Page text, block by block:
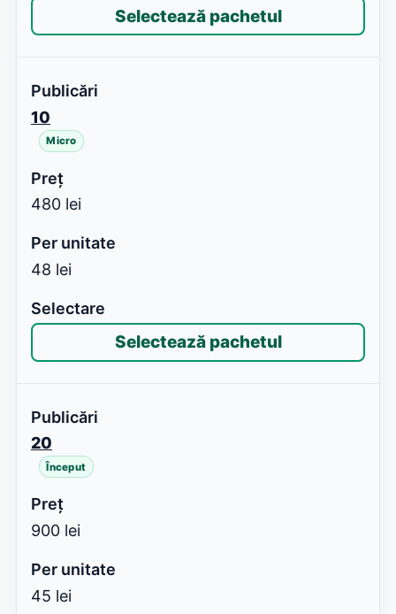
Selectează pachetul
10
Micro
480 lei
48 lei
Selectează pachetul
20
Început
900 lei
45 lei